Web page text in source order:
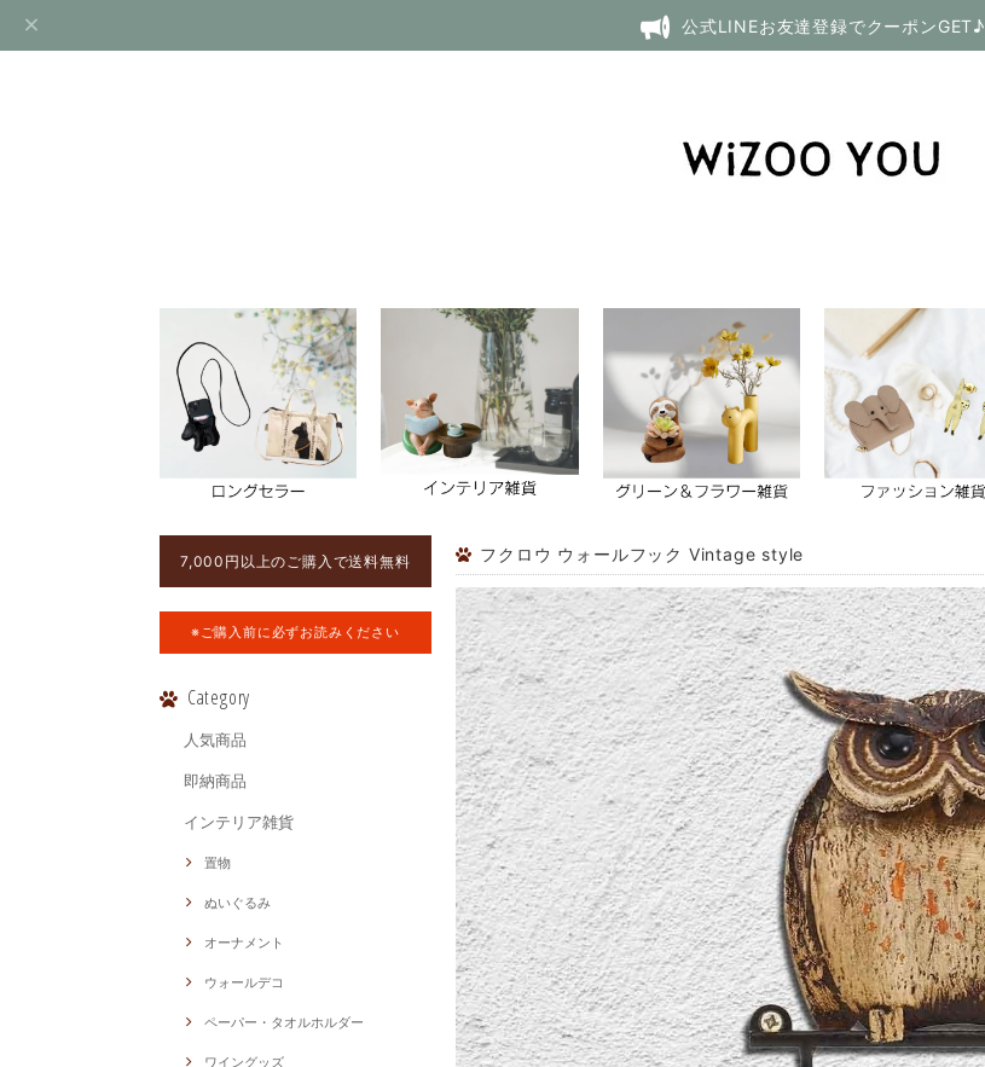
公式LINEお友達登録でクーポンGET♪
7,000円以上のご購入で送料無料
※ご購入前に必ずお読みください
Category
人気商品
即納商品
インテリア雑貨
置物
ぬいぐるみ
オーナメント
ウォールデコ
ペーパー・タオルホルダー
ワイングッズ
フクロウ ウォールフック Vintage style